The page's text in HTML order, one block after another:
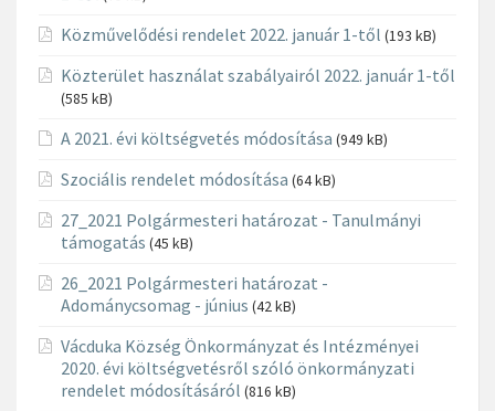
Közművelődési rendelet 2022. január 1-től (193 kB)
Közterület használat szabályairól 2022. január 1-től
(585 kB)
A 2021. évi költségvetés módosítása (949 kB)
Szociális rendelet módosítása (64 kB)
27_2021 Polgármesteri határozat - Tanulmányi
támogatás (45 kB)
26_2021 Polgármesteri határozat -
Adománycsomag - június (42 kB)
Vácduka Község Önkormányzat és Intézményei
2020. évi költségvetésről szóló önkormányzati
rendelet módosításáról (816 kB)